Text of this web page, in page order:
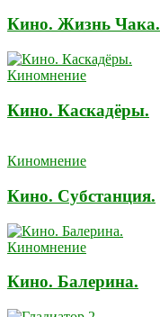
Кино. Жизнь Чака.
Киномнение
Кино. Каскадёры.
Киномнение
Кино. Субстанция.
Киномнение
Кино. Балерина.